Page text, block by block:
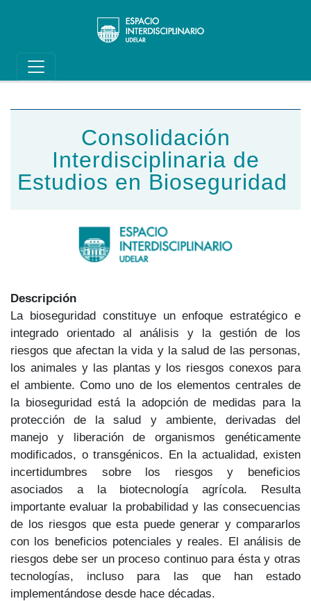
Main navigation
Consolidación
Interdisciplinaria de
Estudios en Bioseguridad
Descripción
La bioseguridad constituye un enfoque estratégico e
integrado orientado al análisis y la gestión de los
riesgos que afectan la vida y la salud de las personas,
los animales y las plantas y los riesgos conexos para
el ambiente. Como uno de los elementos centrales de
la bioseguridad está la adopción de medidas para la
protección de la salud y ambiente, derivadas del
manejo y liberación de organismos genéticamente
modificados, o transgénicos. En la actualidad, existen
incertidumbres sobre los riesgos y beneficios
asociados a la biotecnología agrícola. Resulta
importante evaluar la probabilidad y las consecuencias
de los riesgos que esta puede generar y compararlos
con los beneficios potenciales y reales. El análisis de
riesgos debe ser un proceso continuo para ésta y otras
tecnologías, incluso para las que han estado
implementándose desde hace décadas.